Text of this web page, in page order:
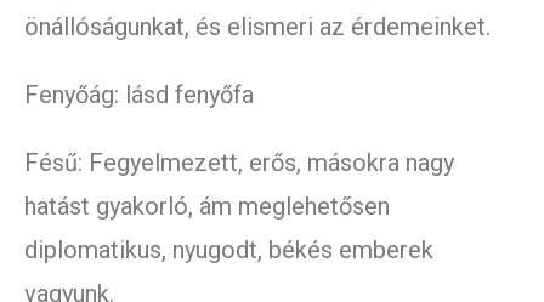
önállóságunkat, és elismeri az érdemeinket.
Fenyőág: lásd fenyőfa
Fésű: Fegyelmezett, erős, másokra nagy
hatást gyakorló, ám meglehetősen
diplomatikus, nyugodt, békés emberek
vagyunk.